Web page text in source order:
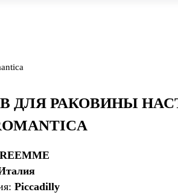
ДЛЯ РАКОВИНЫ
Piccadilly